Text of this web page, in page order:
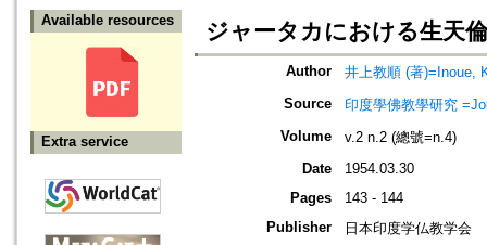
Available resources
Extra service
ジャータカにおける生天
Author
井上教順 (著)=Inoue,
Source
印度學佛教學研究
Volume
v.2 n.2 (總號=n.4)
Date
1954.03.30
Pages
143 - 144
Publisher
日本印度学仏教学会